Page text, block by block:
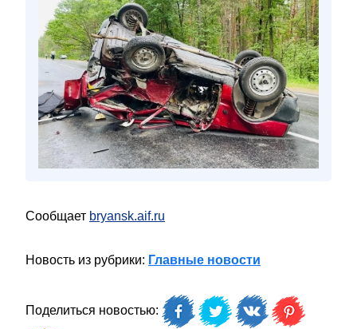
Сообщает bryansk.aif.ru
Новость из рубрики: Главные новости
Поделиться новостью: